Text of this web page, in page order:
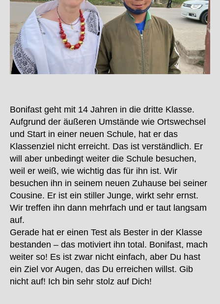
Bonifast geht mit 14 Jahren in die dritte Klasse.
Aufgrund der äußeren Umstände wie Ortswechsel
und Start in einer neuen Schule, hat er das
Klassenziel nicht erreicht. Das ist verständlich. Er
will aber unbedingt weiter die Schule besuchen,
weil er weiß, wie wichtig das für ihn ist. Wir
besuchen ihn in seinem neuen Zuhause bei seiner
Cousine. Er ist ein stiller Junge, wirkt sehr ernst.
Wir treffen ihn dann mehrfach und er taut langsam
auf.
Gerade hat er einen Test als Bester in der Klasse
bestanden – das motiviert ihn total. Bonifast, mach
weiter so! Es ist zwar nicht einfach, aber Du hast
ein Ziel vor Augen, das Du erreichen willst. Gib
nicht auf! Ich bin sehr stolz auf Dich!